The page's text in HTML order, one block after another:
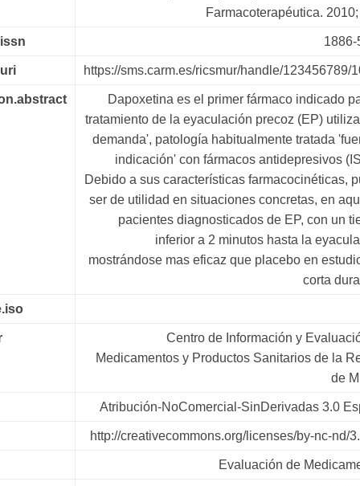
Farmacoterapéutica.
1886-
https://sms.carm.es/ricsmur/handle/123456789/
Dapoxetina es el primer fármaco indicado
tratamiento de la eyaculación precoz (EP)
demanda', patología habitualmente tratada
indicación' con fármacos antidepresivos
Debido a sus características farmacocinéticas,
ser de utilidad en situaciones concretas, en
pacientes diagnosticados de EP, con un
inferior a 2 minutos hasta la
mostrándose mas eficaz que placebo en
corta
Centro de Información y
Medicamentos y Productos Sanitarios de la
de
Atribución-NoComercial-SinDerivadas 3.0
http://creativecommons.org/licenses/by-nc-nd/
Evaluación de